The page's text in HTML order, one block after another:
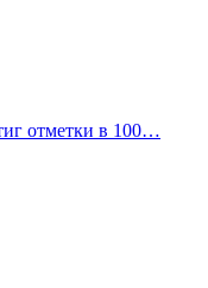
отметки в 100…